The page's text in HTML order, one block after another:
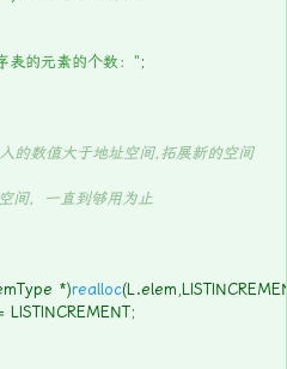
表的元素的个数：" ;
的数值大于地址空间,拓展新的空间
间，一直到够用为止
*)
realloc
+= LISTINCREMENT;